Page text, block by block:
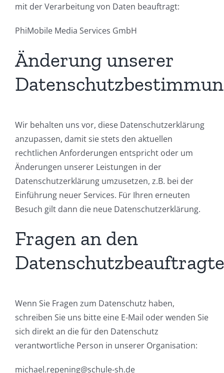
mit der Verarbeitung von Daten beauftragt:
PhiMobile Media Services GmbH
Änderung unserer
Wir behalten uns vor, diese Datenschutzerklärung
anzupassen, damit sie stets den aktuellen
rechtlichen Anforderungen entspricht oder um
Änderungen unserer Leistungen in der
Datenschutzerklärung umzusetzen, z.B. bei der
Einführung neuer Services. Für Ihren erneuten
Besuch gilt dann die neue Datenschutzerklärung.
Fragen an den
Wenn Sie Fragen zum Datenschutz haben,
schreiben Sie uns bitte eine E-Mail oder wenden Sie
sich direkt an die für den Datenschutz
verantwortliche Person in unserer Organisation:
michael.repening@schule-sh.de